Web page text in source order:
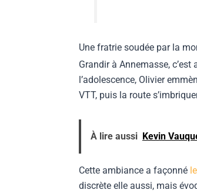
Une fratrie soudée par la
Grandir à Annemasse,
l’adolescence, Olivier
VTT, puis la route
À lire aussi Kevin
Cette ambiance a façonné
discrète elle aussi, mais